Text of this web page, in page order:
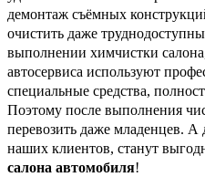
демонтаж съёмных
очистить даже
выполнении химчистки
автосервиса используют
специальные средства,
Поэтому после выполнения
перевозить даже младенцев.
наших клиентов, станут
салона автомобиля!